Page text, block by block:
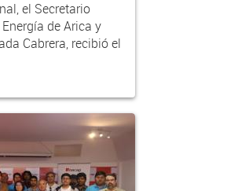
el Secretario
de Arica y
Cabrera, recibió el